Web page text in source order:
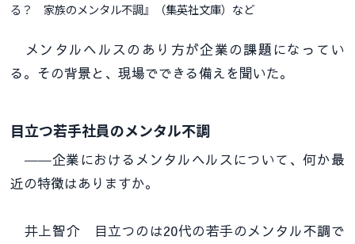
る？ 家族のメンタル不調』（集英社文庫）など
メンタルヘルスのあり方が企業の課題になってい
る。その背景と、現場でできる備えを聞いた。
目立つ若手社員のメンタル不調
――企業におけるメンタルヘルスについて、何か最
近の特徴はありますか。
井上智介 目立つのは20代の若手のメンタル不調で